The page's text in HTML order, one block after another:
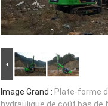
Image Grand : Plate-forme
hydraulique de coût bas